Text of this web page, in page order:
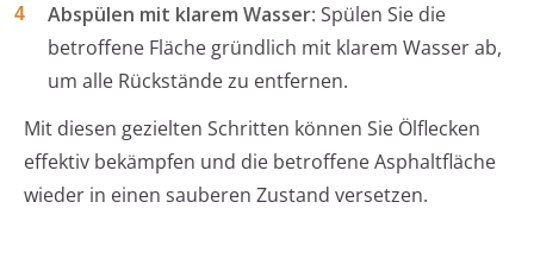
Abspülen mit klarem Wasser: Spülen Sie die
betroffene Fläche gründlich mit klarem Wasser ab,
um alle Rückstände zu entfernen.
Mit diesen gezielten Schritten können Sie Ölflecken
effektiv bekämpfen und die betroffene Asphaltfläche
wieder in einen sauberen Zustand versetzen.